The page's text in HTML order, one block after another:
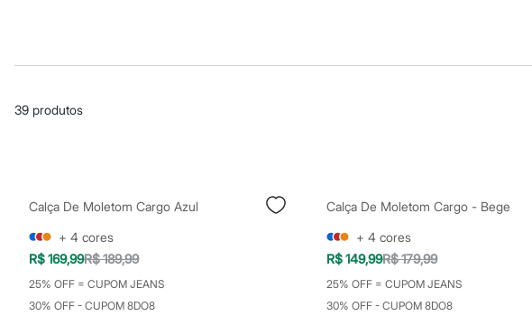
Shorts e Bermudas
Acessórios
Bolsas
Relógios
Calçados
Botas
Chinelos
Rasteirinhas
Sandálias
Sapatilhas
Tênis
39 produtos
Calça De Moletom Cargo Azul
+ 4 cores
R$ 169,99R$ 189,99
25% OFF = CUPOM JEANS
30% OFF - CUPOM 8DO8
Calça De Moletom Cargo - Bege
+ 4 cores
R$ 149,99R$ 179,99
25% OFF = CUPOM JEANS
30% OFF - CUPOM 8DO8